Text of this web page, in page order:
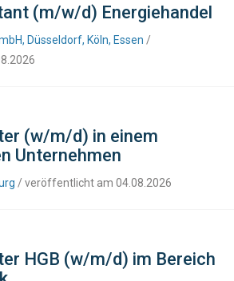
(m/w/d) Energiehandel
Düsseldorf, Köln, Essen /
(w/m/d) in einem
Unternehmen
/ veröffentlicht am 04.08.2026
HGB (w/m/d) im Bereich